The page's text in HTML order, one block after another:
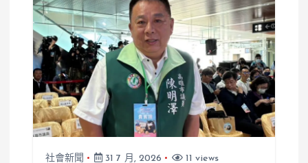
社會新聞 31 7 月, 2026 11 views